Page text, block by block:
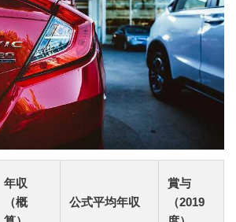
年収
（概
公式平均年収
賞与
（2019